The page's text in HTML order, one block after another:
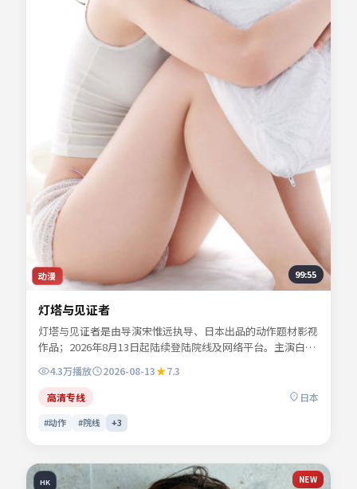
动漫 99:55
灯塔与见证者
灯塔与见证者是由导演宋惟远执导、日本出品的动作题材影视
作品；2026年8月13日起陆续登陆院线及网络平台。主演白清
让、苏念白、夏时深、林见川等共同诠释一段充满转折的人物
命运。群戏调度稳妥，配角亦有完整的情感落点。影片关键词
包含动作、日本、院线同步与流媒体首播信息，便于影迷检索
与比对同类型佳作。
4.3万播放 2026-08-13
7.3
高清专线
日本
#动作 #院线 +3
HK NEW